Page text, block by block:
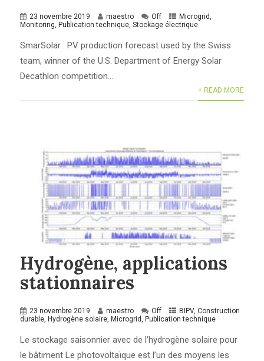
23 novembre 2019 maestro Off Microgrid,
Monitoring,Publication technique,Stockage électrique
SmarSolar : PV production forecast used by the Swiss
team, winner of the U.S. Department of Energy Solar
Decathlon competition...
+ READ MORE
Hydrogène, applications
stationnaires
23 novembre 2019 maestro Off BIPV,Construction
durable,Hydrogène solaire,Microgrid,Publication technique
Le stockage saisonnier avec de l’hydrogène solaire pour
le bâtiment Le photovoltaïque est l’un des moyens les